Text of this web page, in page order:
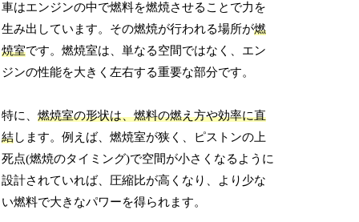
車はエンジンの中で燃料を燃焼させることで力を
生み出しています。その燃焼が行われる場所が燃
焼室です。燃焼室は、単なる空間ではなく、エン
ジンの性能を大きく左右する重要な部分です。
特に、燃焼室の形状は、燃料の燃え方や効率に直
結します。例えば、燃焼室が狭く、ピストンの上
死点(燃焼のタイミング)で空間が小さくなるように
設計されていれば、圧縮比が高くなり、より少な
い燃料で大きなパワーを得られます。